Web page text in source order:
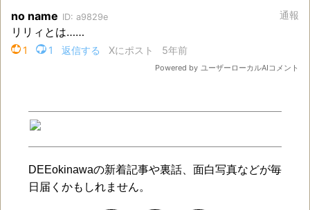
DEEokinawaの新着記事や裏話、面白写真などが毎
日届くかもしれません。